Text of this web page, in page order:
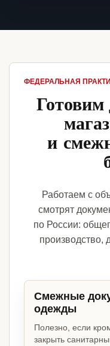
ФЕДЕРАЛЬНАЯ
и
Работаем с
смотрят
по России:
производство,
Смежные
одежды
Полезно, если
закрыть